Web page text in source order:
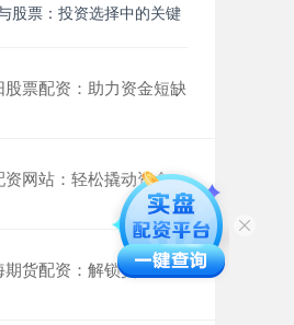
股票：投资选择中的关键
票配资：助力资金短缺
网站：轻松撬动资金，
货配资：解锁交易新高